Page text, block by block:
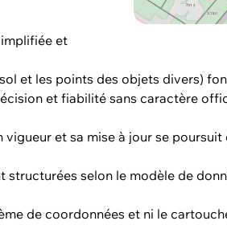
et
et les points des objets divers)
et fiabilité sans caractère
et sa mise à jour se
selon le modèle de
de coordonnées et ni le